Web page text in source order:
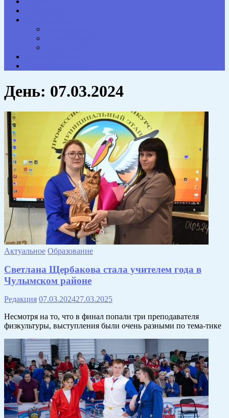
День: 07.03.2024
Актуальное Образование
Светлана Щербакова стала учителем года в
Чулымском районе
Редакция 07.03.202427.03.2025
Несмотря на то, что в финал попали три преподавателя
физкультуры, выступления были очень разными по тема-тике